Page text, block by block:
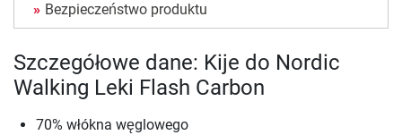
Bezpieczeństwo produktu
Szczegółowe dane: Kije do Nordic
Walking Leki Flash Carbon
70% włókna węglowego